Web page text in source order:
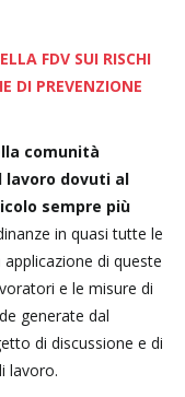
FDV SUI RISCHI
DI PREVENZIONE
comunità
lavoro dovuti al
sempre più
in quasi tutte le
di queste
e le misure di
generate dal
di discussione e di
lavoro.